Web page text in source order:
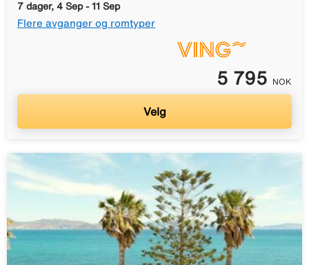
7 dager, 4 Sep - 11 Sep
Flere avganger og romtyper
5 795 NOK
Velg